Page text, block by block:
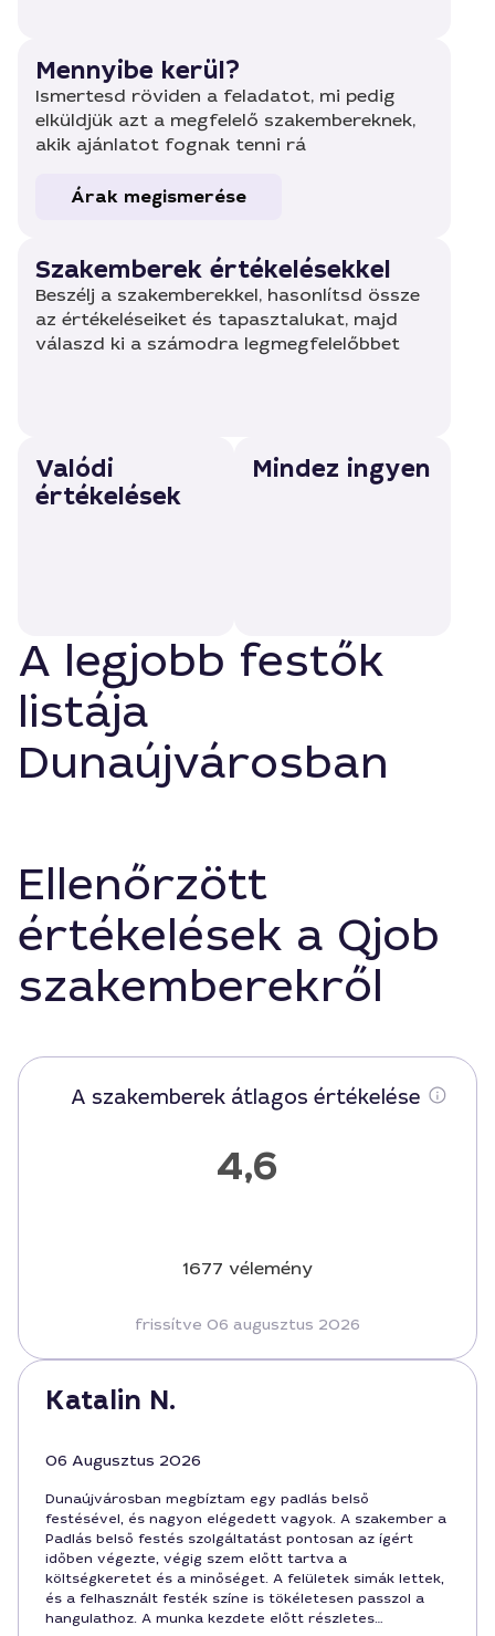
Mennyibe kerül?
Ismertesd röviden a feladatot, mi pedig
elküldjük azt a megfelelő szakembereknek,
akik ajánlatot fognak tenni rá
Árak megismerése
Szakemberek értékelésekkel
Beszélj a szakemberekkel, hasonlítsd össze
az értékeléseiket és tapasztalukat, majd
válaszd ki a számodra legmegfelelőbbet
Valódi
értékelések
Mindez ingyen
A legjobb festők
listája
Dunaújvárosban
Ellenőrzött
értékelések a Qjob
szakemberekről
A szakemberek átlagos értékelése
4,6
1677 vélemény
frissítve 06 augusztus 2026
Katalin N.
06 Augusztus 2026
Dunaújvárosban megbíztam egy padlás belső
festésével, és nagyon elégedett vagyok. A szakember a
Padlás belső festés szolgáltatást pontosan az ígért
időben végezte, végig szem előtt tartva a
költségkeretet és a minőséget. A felületek simák lettek,
és a felhasznált festék színe is tökéletesen passzol a
hangulathoz. A munka kezdete előtt részletes